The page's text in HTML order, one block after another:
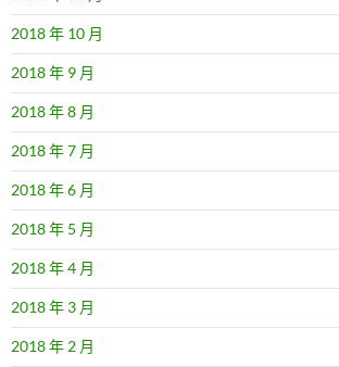
2018 年 10 月
2018 年 9 月
2018 年 8 月
2018 年 7 月
2018 年 6 月
2018 年 5 月
2018 年 4 月
2018 年 3 月
2018 年 2 月